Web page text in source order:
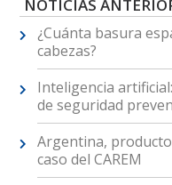
NOTICIAS
¿Cuánta basura
cabezas?
Inteligencia
de seguridad
Argentina,
caso del CAREM